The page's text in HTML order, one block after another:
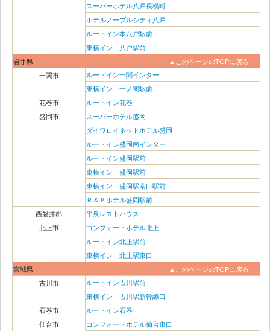
スーパーホテル八戸長横町
ホテルノーブルシティ八戸
ルートイン本八戸駅前
東横イン 八戸駅前
▲このページのTOPに戻る
岩手県
一関市
ルートイン一関インター
東横イン 一ノ関駅前
花巻市
ルートイン花巻
盛岡市
スーパーホテル盛岡
ダイワロイネットホテル盛岡
ルートイン盛岡南インター
ルートイン盛岡駅前
東横イン 盛岡駅前
東横イン 盛岡駅南口駅前
Ｒ＆Ｂホテル盛岡駅前
西磐井郡
平泉レストハウス
北上市
コンフォートホテル北上
ルートイン北上駅前
東横イン 北上駅東口
▲このページのTOPに戻る
宮城県
古川市
ルートイン古川駅前
東横イン 古川駅新幹線口
石巻市
ルートイン石巻
仙台市
コンフォートホテル仙台東口